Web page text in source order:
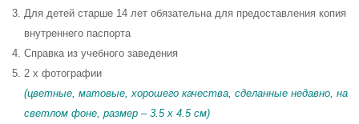
Для детей старше 14 лет обязательна для предоставления копия
внутреннего паспорта
Справка из учебного заведения
2 x фотографии
(цветные, матовые, хорошего качества, сделанные недавно, на
светлом фоне, размер – 3.5 x 4.5 см)